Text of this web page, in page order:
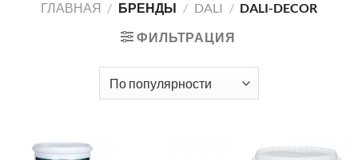
ГЛАВНАЯ / БРЕНДЫ / DALI / DALI-DECOR
ФИЛЬТРАЦИЯ